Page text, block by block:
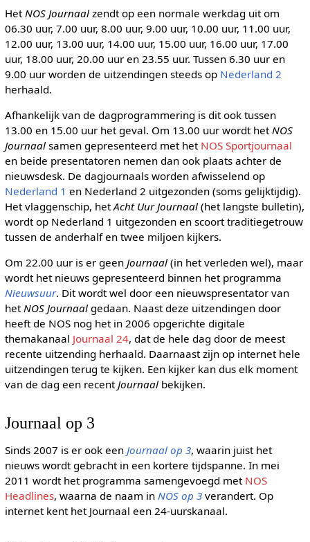
Het NOS Journaalzendt op een normale werkdag uit om
06.30 uur, 7.00 uur, 8.00 uur, 9.00 uur, 10.00 uur, 11.00 uur,
12.00 uur, 13.00 uur, 14.00 uur, 15.00 uur, 16.00 uur, 17.00
uur, 18.00 uur, 20.00 uur en 23.55 uur. Tussen 6.30 uur en
9.00 uur worden de uitzendingen steeds op Nederland 2
herhaald.
Afhankelijk van de dagprogrammering is dit ook tussen
13.00 en 15.00 uur het geval. Om 13.00 uur wordt het NOS
Journaalsamen gepresenteerd met het NOS Sportjournaal
en beide presentatoren nemen dan ook plaats achter de
nieuwsdesk. De dagjournaals worden afwisselend op
Nederland 1 en Nederland 2 uitgezonden (soms gelijktijdig).
Het vlaggenschip, hetAcht Uur Journaal(het langste bulletin),
wordt op Nederland 1 uitgezonden en scoort traditiegetrouw
tussen de anderhalf en twee miljoen kijkers.
Om 22.00 uur is er geen Journaal(in het verleden wel), maar
wordt het nieuws gepresenteerd binnen het programma
Nieuwsuur. Dit wordt wel door een nieuwspresentator van
hetNOS Journaal gedaan. Naast deze uitzendingen door
heeft de NOS nog het in 2006 opgerichte digitale
themakanaal Journaal 24, dat de hele dag door de meest
recente uitzending herhaald. Daarnaast zijn op internet hele
uitzendingen terug te kijken. Een kijker kan dus elk moment
van de dag een recentJournaalbekijken.
Journaal op 3
Sinds 2007 is er ook een Journaal op 3, waarin juist het
nieuws wordt gebracht in een kortere tijdspanne. In mei
2011 wordt het programma samengevoegd met NOS
Headlines, waarna de naam in NOS op 3verandert. Op
internet kent het Journaal een 24-uurskanaal.